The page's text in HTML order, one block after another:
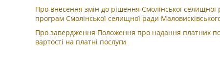
Про внесення змін до рішення Смолінської
програм Смолінської селищної ради
Про завердження Положення про надання платних
вартості на платні послуги